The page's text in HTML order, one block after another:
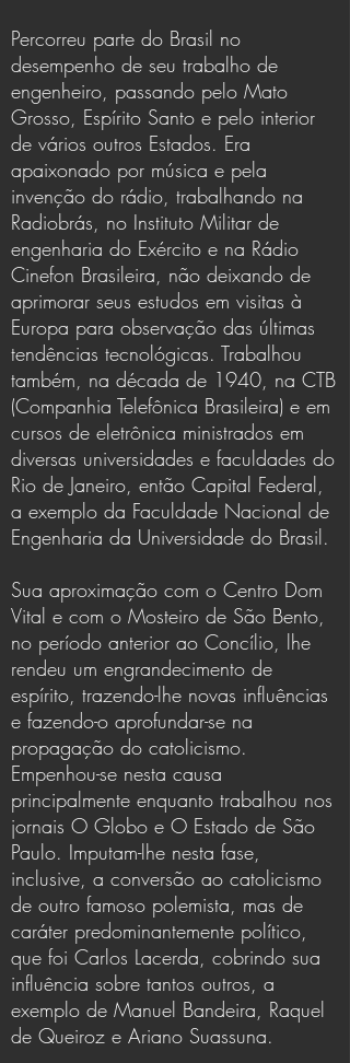
Percorreu parte do Brasil no
desempenho de seu trabalho de
engenheiro, passando pelo Mato
Grosso, Espírito Santo e pelo interior
de vários outros Estados. Era
apaixonado por música e pela
invenção do rádio, trabalhando na
Radiobrás, no Instituto Militar de
engenharia do Exército e na Rádio
Cinefon Brasileira, não deixando de
aprimorar seus estudos em visitas à
Europa para observação das últimas
tendências tecnológicas. Trabalhou
também, na década de 1940, na CTB
(Companhia Telefônica Brasileira) e em
cursos de eletrônica ministrados em
diversas universidades e faculdades do
Rio de Janeiro, então Capital Federal,
a exemplo da Faculdade Nacional de
Engenharia da Universidade do Brasil.
Sua aproximação com o Centro Dom
Vital e com o Mosteiro de São Bento,
no período anterior ao Concílio, lhe
rendeu um engrandecimento de
espírito, trazendo-lhe novas influências
e fazendo-o aprofundar-se na
propagação do catolicismo.
Empenhou-se nesta causa
principalmente enquanto trabalhou nos
jornais O Globo e O Estado de São
Paulo. Imputam-lhe nesta fase,
inclusive, a conversão ao catolicismo
de outro famoso polemista, mas de
caráter predominantemente político,
que foi Carlos Lacerda, cobrindo sua
influência sobre tantos outros, a
exemplo de Manuel Bandeira, Raquel
de Queiroz e Ariano Suassuna.